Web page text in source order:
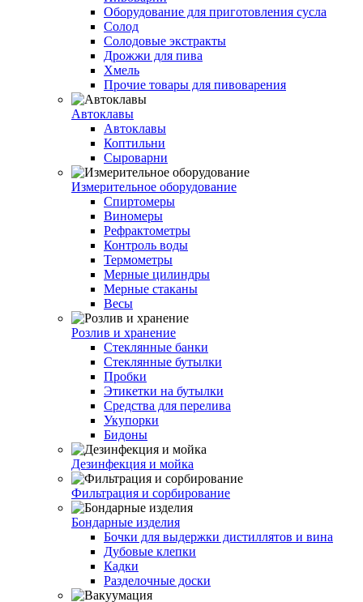
Оборудование для приготовления сусла
Солод
Солодовые экстракты
Дрожжи для пива
Хмель
Прочие товары для пивоварения
Автоклавы
Автоклавы
Коптильни
Сыроварни
Измерительное оборудование
Спиртомеры
Виномеры
Рефрактометры
Контроль воды
Термометры
Мерные цилиндры
Мерные стаканы
Весы
Розлив и хранение
Стеклянные банки
Стеклянные бутылки
Пробки
Этикетки на бутылки
Средства для перелива
Укупорки
Бидоны
Дезинфекция и мойка
Фильтрация и сорбирование
Бондарные изделия
Бочки для выдержки дистиллятов и вина
Дубовые клепки
Кадки
Разделочные доски